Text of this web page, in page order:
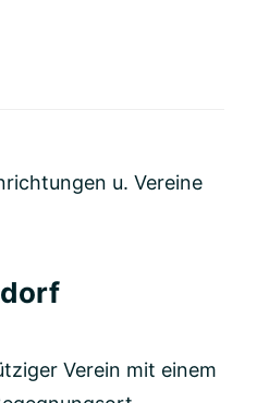
u. Vereine
Verein mit einem